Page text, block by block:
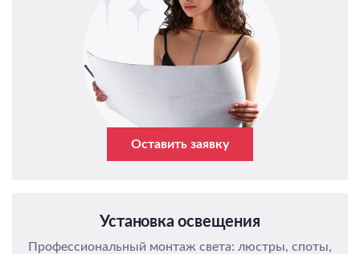
Оставить заявку
Установка освещения
Профессиональный монтаж света: люстры, споты,